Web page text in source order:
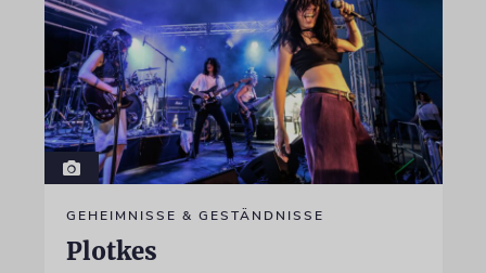
GEHEIMNISSE & GESTÄNDNISSE
Plotkes